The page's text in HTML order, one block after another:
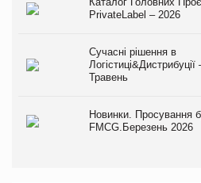
PrivateLabel – 2026
Сучасні рішення в
Логістиці&Дистрибуції
Травень
Новинки. Просування
FMCG.Березень 2026